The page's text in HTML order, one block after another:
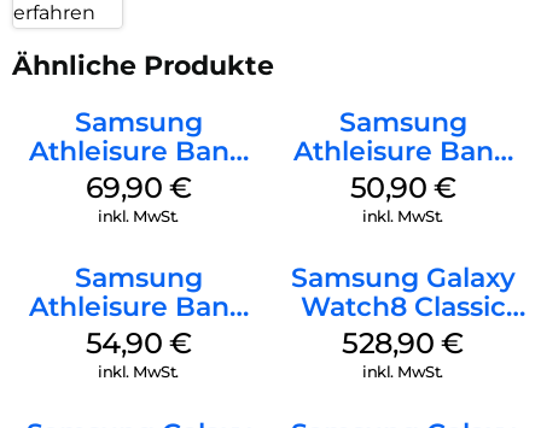
erfahren
Ähnliche Produkte
Samsung
Athleisure Band
(M/L) Galaxy
Watch8/Watch8
69,90 €
inkl. MwSt.
Samsung
Athleisure Band
(M/L) Galaxy
Watch8/Watch8
50,90 €
inkl. MwSt.
Samsung
Athleisure Band
(S/M) Galaxy
Watch8/Watch8
54,90 €
inkl. MwSt.
Samsung Galaxy
Watch8 Classic
Black
528,90€
inkl. MwSt.